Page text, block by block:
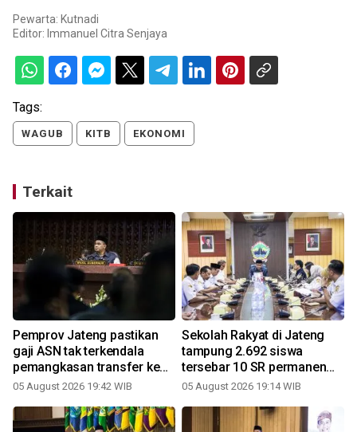
Pewarta: Kutnadi
Editor: Immanuel Citra Senjaya
Tags:
WAGUB KITB EKONOMI
Terkait
Pemprov Jateng pastikan
gaji ASN tak terkendala
pemangkasan transfer ke
daerah
05 August 2026 19:42 WIB
Sekolah Rakyat di Jateng
tampung 2.692 siswa
tersebar 10 SR permanen
dan rintisan
05 August 2026 19:14 WIB